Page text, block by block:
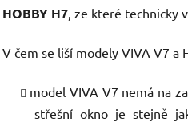
HOBBY H7, ze které technicky
V čem se liší modely VIVA V7 a
model VIVA V7 nemá na
střešní okno je stejně